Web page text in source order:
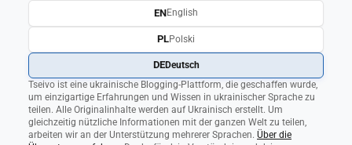
Tseivo ist eine ukrainische Blogging-Plattform, die geschaffen wurde,
um einzigartige Erfahrungen und Wissen in ukrainischer Sprache zu
teilen. Alle Originalinhalte werden auf Ukrainisch erstellt. Um
gleichzeitig nützliche Informationen mit der ganzen Welt zu teilen,
arbeiten wir an der Unterstützung mehrerer Sprachen. Über die
ENEnglish
PLPolski
DEDeutsch